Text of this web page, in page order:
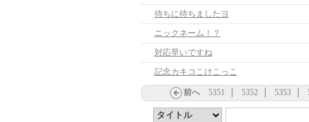
待ちに待ちましたヨ
ニックネーム！？
対応早いですね
記念カキコこけこっこ
前へ 5351 5352 5353